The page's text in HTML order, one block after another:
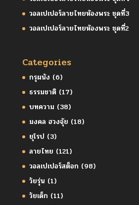
วอลเปเปอร์ลายไทยห้องพระ ชุดที่3
วอลเปเปอร์ลายไทยห้องพระ ชุดที่2
Categories
กรุผนัง (6)
ธรรมชาติ(17)
บทความ (38)
มงคล ฮวงจุ้ย (18)
ยุโรป (3)
ลายไทย (121)
วอลเปเปอร์สต็อก (98)
วัยรุ่น (1)
วัยเด็ก (11)